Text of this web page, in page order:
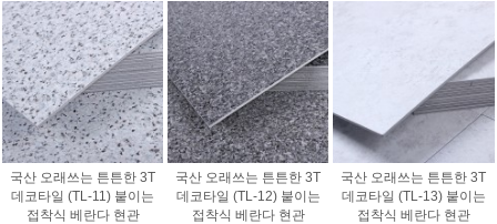
국산 오래쓰는 튼튼한 3T
데코타일 (TL-11) 붙이는
접착식 베란다 현관
국산 오래쓰는 튼튼한 3T
데코타일 (TL-12) 붙이는
접착식 베란다 현관
국산 오래쓰는 튼튼한 3T
데코타일 (TL-13) 붙이는
접착식 베란다 현관